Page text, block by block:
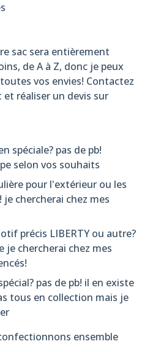
sac sera entièrement
de A à Z, donc je peux
vos envies! Contactez
réaliser un devis sur
spéciale? pas de pb!
selon vos souhaits
pour l'extérieur ou les
je chercherai chez mes
précis LIBERTY ou autre?
je chercherai chez mes
pas de pb! il en existe
tous en collection mais je
ensemble